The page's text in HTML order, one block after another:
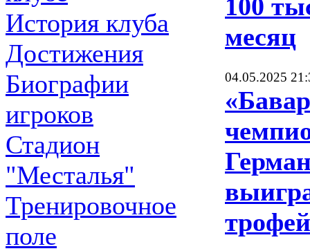
История клуба
Достижения
Биографии
игроков
Стадион
"Месталья"
Тренировочное
поле
100
месяц
04.05.2025